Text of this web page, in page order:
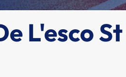
L'esco